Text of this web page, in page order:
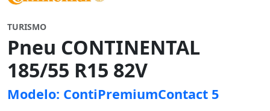
TURISMO
Pneu CONTINENTAL
185/55 R15 82V
Modelo: ContiPremiumContact 5